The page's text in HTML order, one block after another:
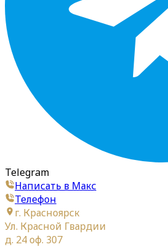
Telegram
Написать в Макс
Телефон
г. Красноярск
Ул. Красной Гвардии
д. 24 оф. 307